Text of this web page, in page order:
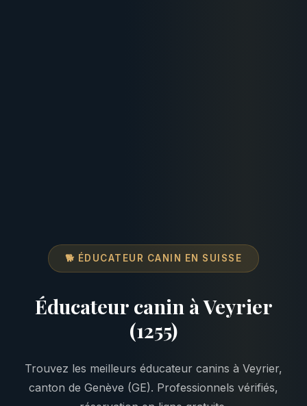
🐕 ÉDUCATEUR CANIN EN SUISSE
Éducateur canin à Veyrier
(1255)
Trouvez les meilleurs éducateur canins à Veyrier,
canton de Genève (GE). Professionnels vérifiés,